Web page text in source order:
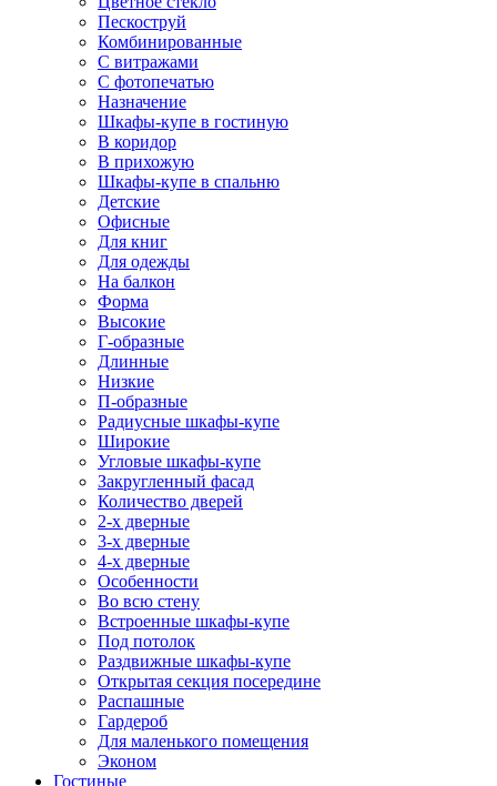
Пескоструй
Комбинированные
С витражами
С фотопечатью
Назначение
Шкафы-купе в гостиную
В коридор
В прихожую
Шкафы-купе в спальню
Детские
Офисные
Для книг
Для одежды
На балкон
Форма
Высокие
Г-образные
Длинные
Низкие
П-образные
Радиусные шкафы-купе
Широкие
Угловые шкафы-купе
Закругленный фасад
Количество дверей
2-х дверные
3-х дверные
4-х дверные
Особенности
Во всю стену
Встроенные шкафы-купе
Под потолок
Раздвижные шкафы-купе
Открытая секция посередине
Распашные
Гардероб
Для маленького помещения
Эконом
Гостиные